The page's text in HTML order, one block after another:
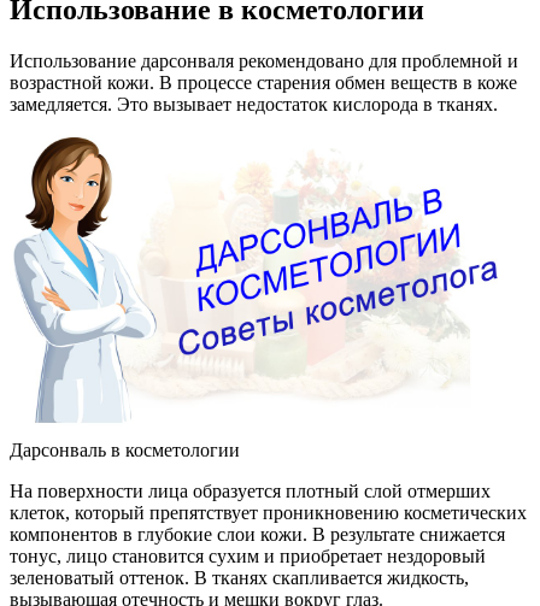
Использование в косметологии
Использование дарсонваля рекомендовано для проблемной и
возрастной кожи. В процессе старения обмен веществ в коже
замедляется. Это вызывает недостаток кислорода в тканях.
Дарсонваль в косметологии
На поверхности лица образуется плотный слой отмерших
клеток, который препятствует проникновению косметических
компонентов в глубокие слои кожи. В результате снижается
тонус, лицо становится сухим и приобретает нездоровый
зеленоватый оттенок. В тканях скапливается жидкость,
вызывающая отечность и мешки вокруг глаз.